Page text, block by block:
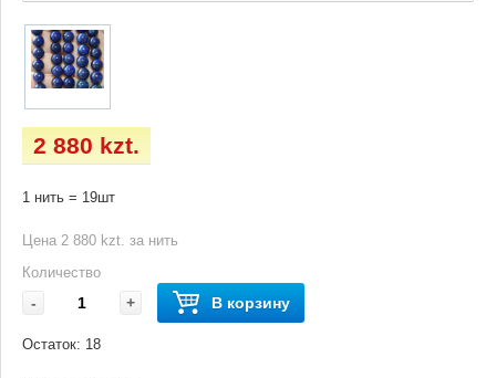
2 880 kzt.
1 нить = 19шт
Цена 2 880 kzt. за нить
Количество
- + В корзину
Остаток: 18